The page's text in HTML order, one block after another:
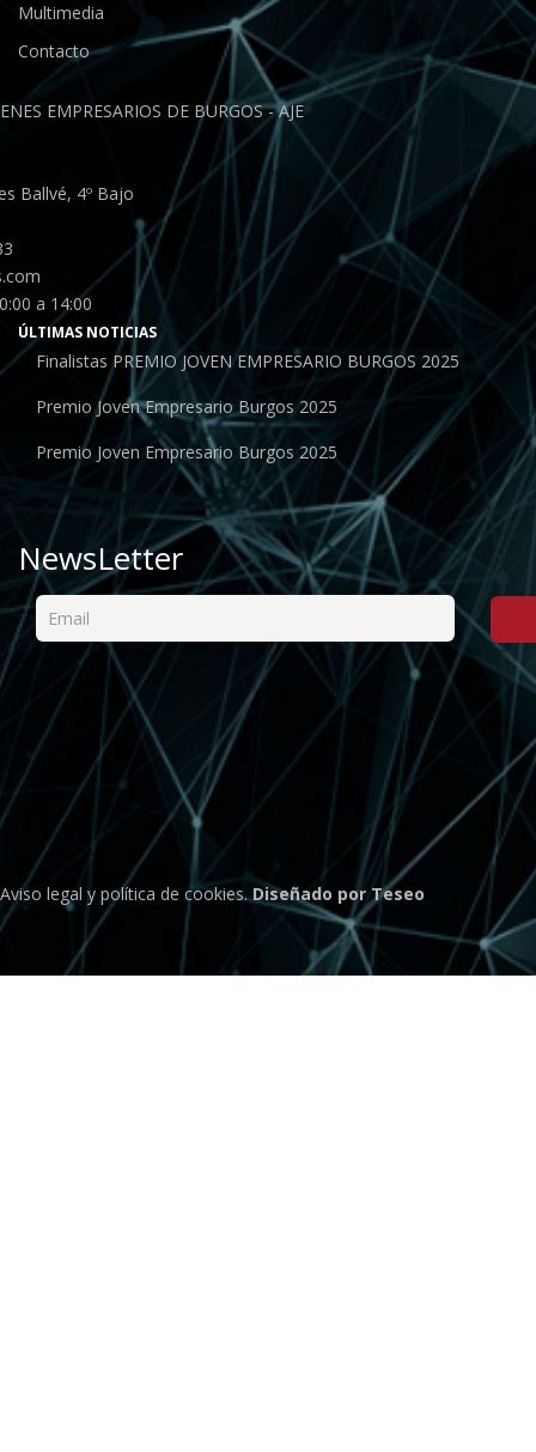
Multimedia
Contacto
EMPRESARIOS DE BURGOS - AJE
Ballvé, 4º Bajo
a 14:00
ÚLTIMAS NOTICIAS
Finalistas PREMIO JOVEN EMPRESARIO BURGOS 2025
Premio Joven Empresario Burgos 2025
Premio Joven Empresario Burgos 2025
NewsLetter
Aviso legal y política de cookies.Diseñado por Teseo